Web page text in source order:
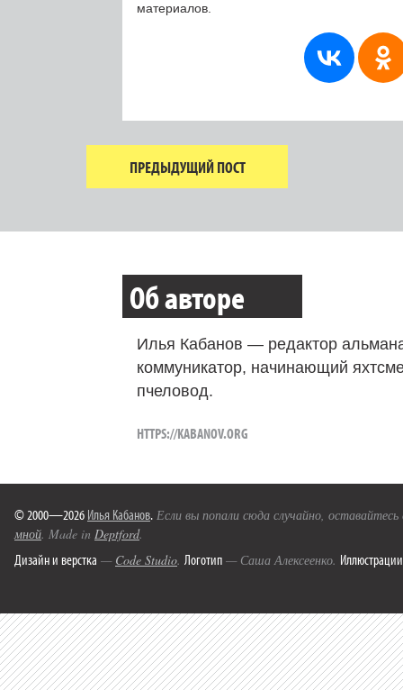
материалов.
ПРЕДЫДУЩИЙ ПОСТ
Об авторе
Илья Кабанов — редактор
коммуникатор, начинающий
пчеловод.
HTTPS://KABANOV.ORG
© 2000—2026 Илья Кабанов. Если вы попали сюда случайно,
мной. Made in Deptford.
Дизайн и верстка — Code Studio. Логотип — Саша Алексеенко. Иллюстрации